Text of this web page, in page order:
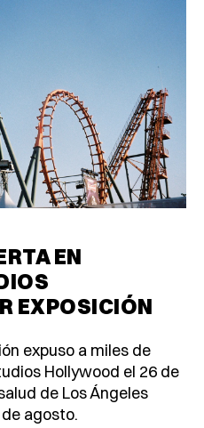
EN
EXPOSICIÓN
expuso a miles de
Hollywood el 26 de
de Los Ángeles
agosto.